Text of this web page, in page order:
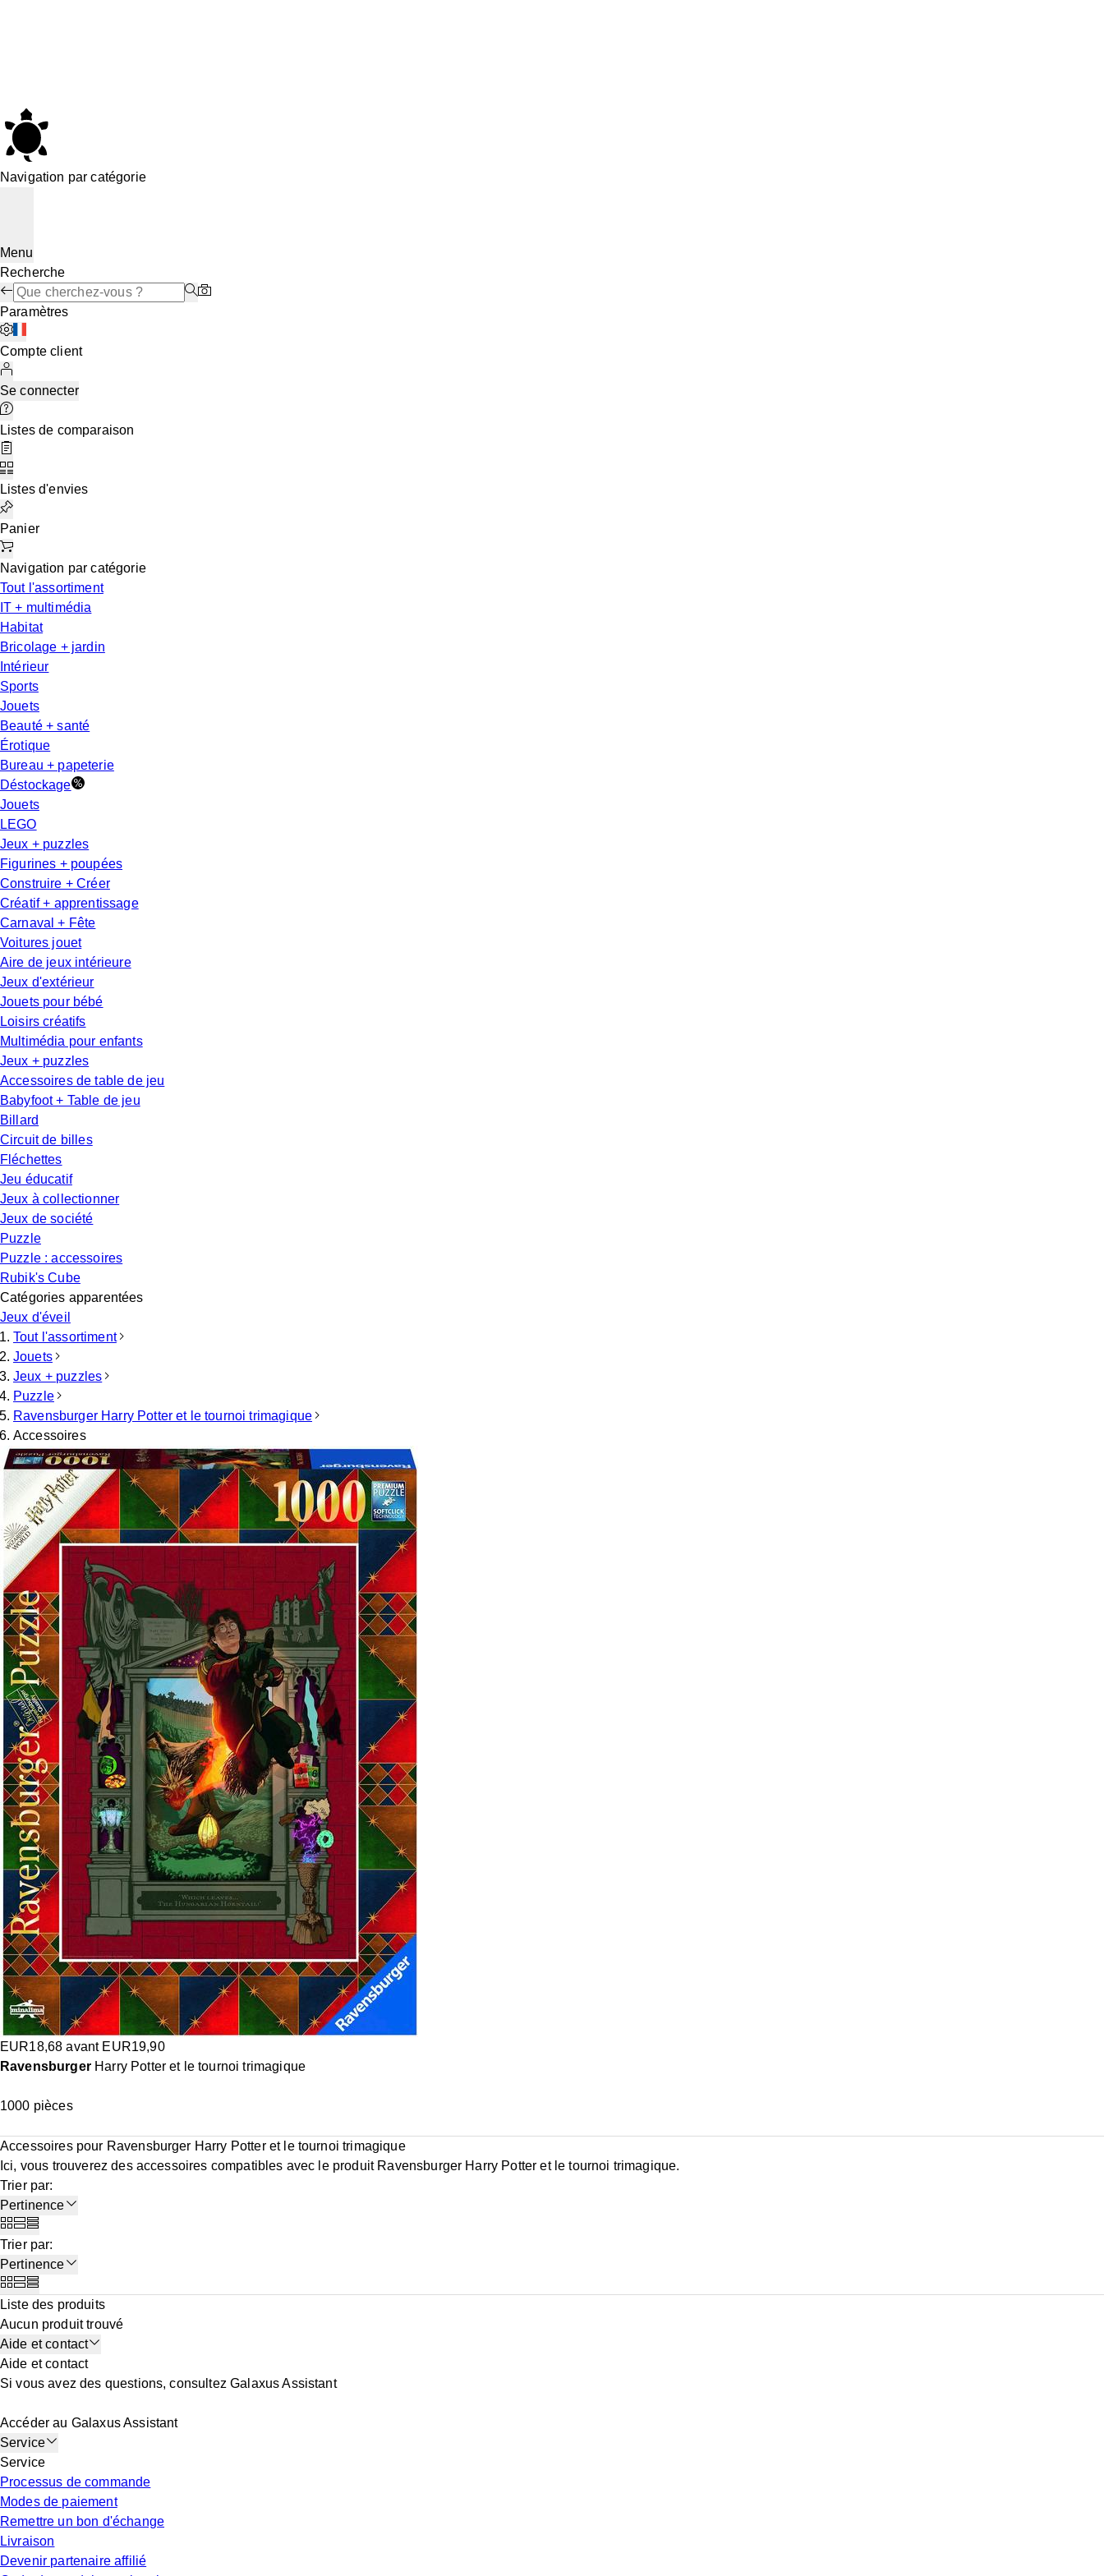
Navigation par catégorie
Menu
Recherche
Paramètres
Compte client
Se connecter
Listes de comparaison
Listes d'envies
Panier
Navigation par catégorie
Tout l'assortiment
IT + multimédia
Habitat
Bricolage + jardin
Intérieur
Sports
Jouets
Beauté + santé
Érotique
Bureau + papeterie
Déstockage
Jouets
LEGO
Jeux + puzzles
Figurines + poupées
Construire + Créer
Créatif + apprentissage
Carnaval + Fête
Voitures jouet
Aire de jeux intérieure
Jeux d'extérieur
Jouets pour bébé
Loisirs créatifs
Multimédia pour enfants
Jeux + puzzles
Accessoires de table de jeu
Babyfoot + Table de jeu
Billard
Circuit de billes
Fléchettes
Jeu éducatif
Jeux à collectionner
Jeux de société
Puzzle
Puzzle : accessoires
Rubik's Cube
Catégories apparentées
Jeux d'éveil
Tout l'assortiment
Jouets
Jeux + puzzles
Puzzle
Ravensburger Harry Potter et le tournoi trimagique
Accessoires
EUR18,68 avant EUR19,90
Ravensburger Harry Potter et le tournoi trimagique
1000 pièces
Accessoires pour Ravensburger Harry Potter et le tournoi trimagique
Ici, vous trouverez des accessoires compatibles avec le produit Ravensburger Harry Potter et le tournoi trimagique.
Trier par:
Pertinence
Trier par:
Pertinence
Liste des produits
Aucun produit trouvé
Aide et contact
Aide et contact
Si vous avez des questions, consultez Galaxus Assistant
Accéder au Galaxus Assistant
Service
Service
Processus de commande
Modes de paiement
Remettre un bon d'échange
Livraison
Devenir partenaire affilié